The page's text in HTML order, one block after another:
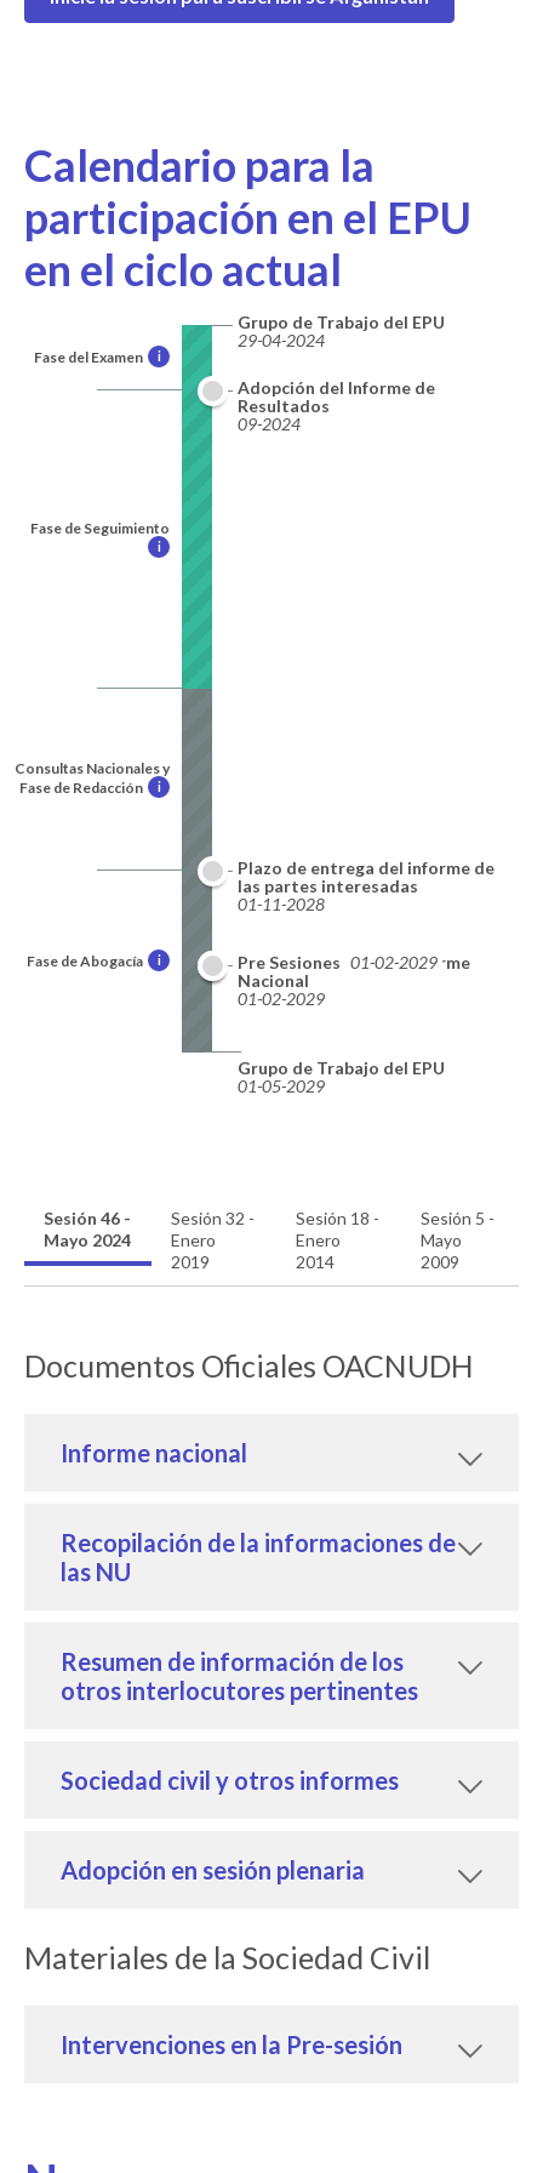
Calendario para la
participación en el EPU
en el ciclo actual
Fase del Examen i
Fase de Seguimiento
i
Consultas Nacionales y
Fase de Redacción
i
Fase de Abogacía i
Grupo de Trabajo del EPU
29-04-2024
Adopción del Informe de
Resultados
09-2024
Plazo de entrega del informe de
las partes interesadas
01-11-2028
Plazo de entrega del informe
Nacional
01-02-2029
Pre Sesiones 01-02-2029
Grupo de Trabajo del EPU
01-05-2029
Sesión 46 -
Mayo 2024
Sesión 32 -
Enero
2019
Sesión 18 -
Enero
2014
Sesión 5 -
Mayo
2009
Documentos Oficiales OACNUDH
Informe nacional
Recopilación de la informaciones de
las NU
Resumen de información de los
otros interlocutores pertinentes
Sociedad civil y otros informes
Adopción en sesión plenaria
Materiales de la Sociedad Civil
Intervenciones en la Pre-sesión